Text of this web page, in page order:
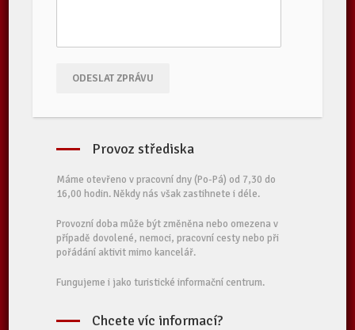
ODESLAT ZPRÁVU
Provoz střediska
Máme otevřeno v pracovní dny (Po-Pá) od 7,30 do
16,00 hodin. Někdy nás však zastihnete i déle.
Provozní doba může být změněna nebo omezena v
případě dovolené, nemoci, pracovní cesty nebo při
pořádání aktivit mimo kancelář.
Fungujeme i jako turistické informační centrum.
Chcete víc informací?